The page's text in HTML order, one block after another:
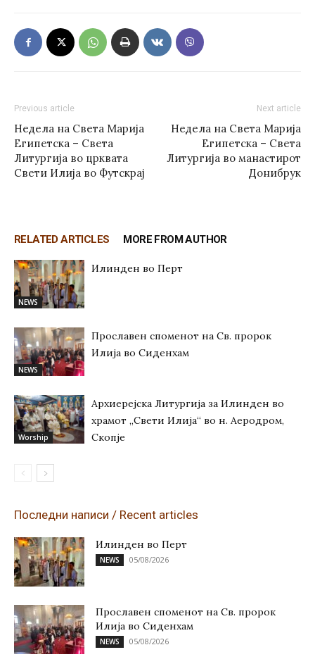
Previous article
Недела на Света Марија
Египетска – Света
Литургија во црквата
Свети Илија во Футскрај
Next article
Недела на Света Марија
Египетска – Света
Литургија во манастирот
Донибрук
RELATED ARTICLES MORE FROM AUTHOR
NEWS
Илинден во Перт
NEWS
Прославен споменот на Св. пророк
Илија во Сиденхам
Worship
Архиерејска Литургија за Илинден во
храмот „Свети Илија“ во н. Аеродром,
Скопје
Последни написи / Recent articles
Илинден во Перт
NEWS 05/08/2026
Прославен споменот на Св. пророк
Илија во Сиденхам
NEWS 05/08/2026